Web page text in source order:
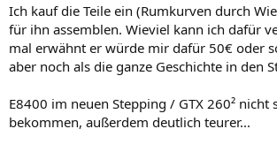
Ich kauf die Teile ein (Rumkurven durch
für ihn assemblen. Wieviel kann ich dafür
mal erwähnt er würde mir dafür 50€ oder
aber noch als die ganze Geschichte in den
E8400 im neuen Stepping / GTX 260² nicht
bekommen, außerdem deutlich teurer...